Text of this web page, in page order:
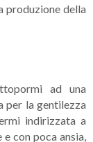
produzione della
ad una
per la gentilezza
indirizzata a
con poca ansia,